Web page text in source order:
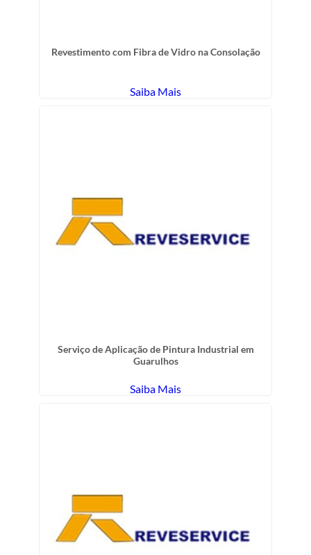
Revestimento com Fibra de Vidro na Consolação
Saiba Mais
Serviço de Aplicação de Pintura Industrial em
Guarulhos
Saiba Mais